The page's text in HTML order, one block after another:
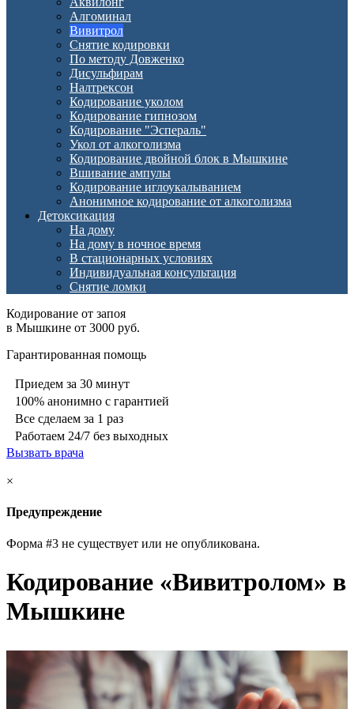
Алгоминал
Вивитрол
Снятие кодировки
По методу Довженко
Дисульфирам
Налтрексон
Кодирование уколом
Кодирование гипнозом
Кодирование "Эспераль"
Укол от алкоголизма
Кодирование двойной блок в Мышкине
Вшивание ампулы
Кодирование иглоукалыванием
Анонимное кодирование от алкоголизма
Детоксикация
На дому
На дому в ночное время
В стационарных условиях
Индивидуальная консультация
Снятие ломки
Кодирование от запоя
в Мышкине от 3000 руб.
Гарантированная помощь
Приедем за 30 минут
100% анонимно с гарантией
Все сделаем за 1 раз
Работаем 24/7 без выходных
Вызвать врача
×
Предупреждение
Форма #3 не существует или не опубликована.
Кодирование «Вивитролом» в
Мышкине